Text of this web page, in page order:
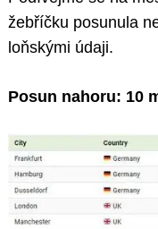
žebříčku posunula
loňskými údaji.
Posun nahoru: 10